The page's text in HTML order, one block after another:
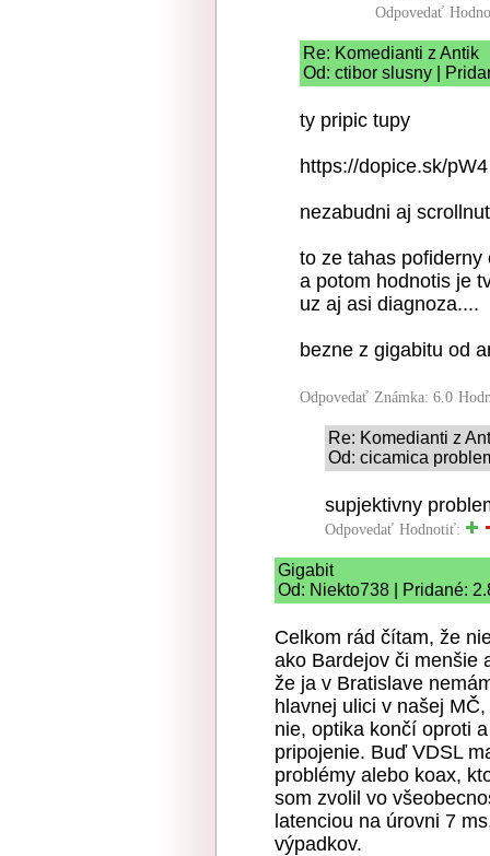
Odpovedať
Re: Komedianti z Antik
Od: ctibor slusny |
ty pripic tupy
https://dopice.sk/pW4
nezabudni aj scrollnut
to ze tahas
a potom hodnotis je
uz aj asi diagnoza....
bezne z gigabitu od
Odpovedať Známka: 6.0
Re: Komedianti z
Od: cicamica
supjektivny
Odpovedať Hodnotiť:
Gigabit
Od: Niekto738 | Pridané:
Celkom rád čítam, že
ako Bardejov či menšie
že ja v Bratislave
hlavnej ulici v našej
nie, optika končí oproti
pripojenie. Buď VDSL
problémy alebo koax,
som zvolil vo
latenciou na úrovni 7
výpadkov.